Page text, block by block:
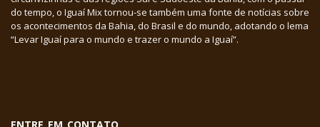
do tempo, o Iguaí Mix tornou-se também uma fonte de notícias sobre
os acontecimentos da Bahia, do Brasil e do mundo, adotando o lema
“Levar Iguaí para o mundo e trazer o mundo a Iguaí”.
ENTRE EM CONTATO